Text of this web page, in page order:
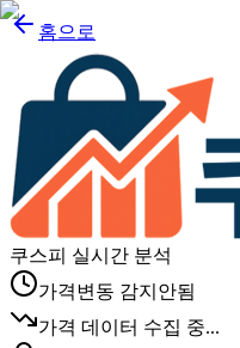
홈으로
쿠스피 실시간 분석
가격변동 감지안됨
가격 데이터 수집 중...